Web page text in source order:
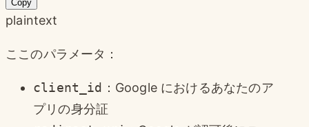
Copy
plaintext
ここのパラメータ：
client_id ：Google におけるあなたのア
プリの身分証